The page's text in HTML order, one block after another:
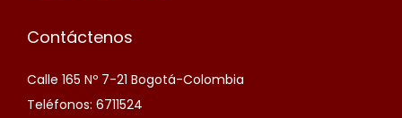
Contáctenos
Calle 165 Nº 7-21 Bogotá-Colombia
Teléfonos: 6711524